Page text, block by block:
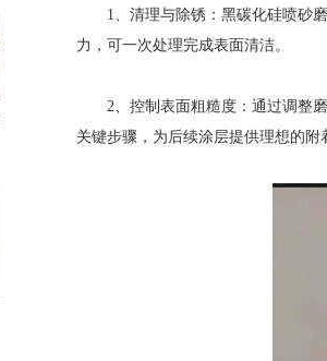
1、清理与除锈：黑碳化硅喷砂磨
力，可一次处理完成表面清洁。
2、控制表面粗糙度：通过调整磨
关键步骤，为后续涂层提供理想的附